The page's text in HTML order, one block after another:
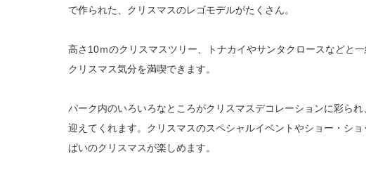
で作られた、クリスマスのレゴモデルがたくさん。
高さ10ｍのクリスマスツリー、トナカイやサンタクロースなどと一
クリスマス気分を満喫できます。
パーク内のいろいろなところがクリスマスデコレーションに彩ら
迎えてくれます。クリスマスのスペシャルイベントやショー・シ
ぱいのクリスマスが楽しめます。